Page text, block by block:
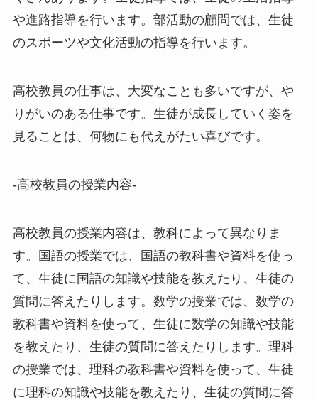
や進路指導を行います。部活動の顧問では、生徒
のスポーツや文化活動の指導を行います。
高校教員の仕事は、大変なことも多いですが、や
りがいのある仕事です。生徒が成長していく姿を
見ることは、何物にも代えがたい喜びです。
-高校教員の授業内容-
高校教員の授業内容は、教科によって異なりま
す。国語の授業では、国語の教科書や資料を使っ
て、生徒に国語の知識や技能を教えたり、生徒の
質問に答えたりします。数学の授業では、数学の
教科書や資料を使って、生徒に数学の知識や技能
を教えたり、生徒の質問に答えたりします。理科
の授業では、理科の教科書や資料を使って、生徒
に理科の知識や技能を教えたり、生徒の質問に答